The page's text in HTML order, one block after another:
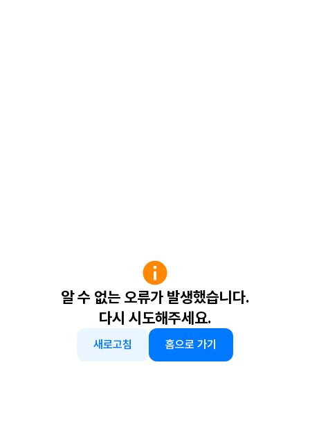
알 수 없는 오류가 발생했습니다.
다시 시도해주세요.
새로고침 홈으로 가기